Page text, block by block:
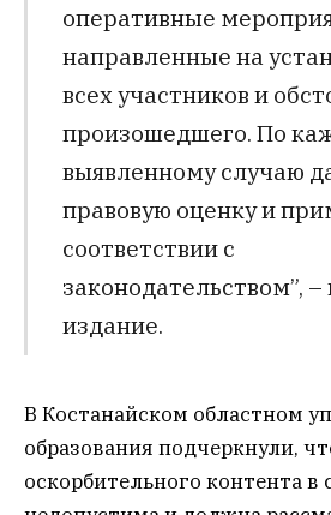
оперативные
направленные на
всех участников и
произошедшего. По
выявленному случаю
правовую оценку и
соответствии с
законодательством”,
издание.
В Костанайском областном
образования подчеркнули,
оскорбительного контента в